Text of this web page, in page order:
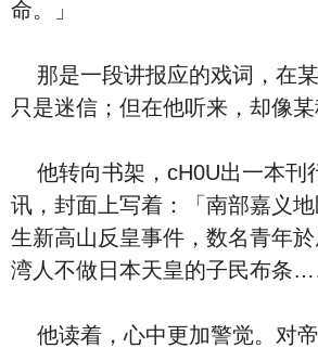
命。」
那是一段讲报应的戏词，在
只是迷信；但在他听来，却像某
他转向书架，cH0U出一本刊
讯，封面上写着：「南部嘉义
生新高山反皇事件，数名青年
湾人不做日本天皇的子民布条
他读着，心中更加警觉。对